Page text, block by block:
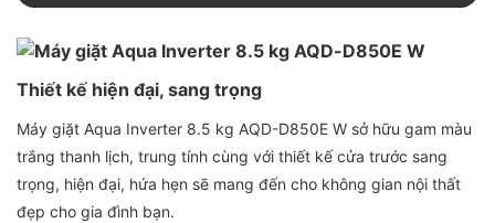
Thiết kế hiện đại, sang trọng
Máy giặt Aqua Inverter 8.5 kg AQD-D850E W sở hữu gam màu
trắng thanh lịch, trung tính cùng với thiết kế cửa trước sang
trọng, hiện đại, hứa hẹn sẽ mang đến cho không gian nội thất
đẹp cho gia đình bạn.